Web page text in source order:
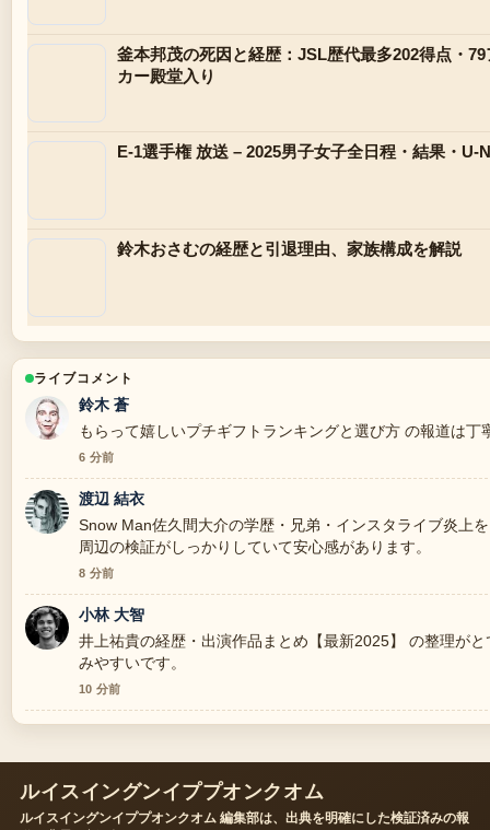
釜本邦茂の死因と経歴：JSL歴代最多202得点・
カー殿堂入り
E-1選手権 放送 – 2025男子女子全日程・結果・U-
鈴木おさむの経歴と引退理由、家族構成を解説
ライブコメント
鈴木 蒼
もらって嬉しいプチギフトランキングと選び方 の報道は丁
6 分前
渡辺 結衣
Snow Man佐久間大介の学歴・兄弟・インスタライブ炎上
周辺の検証がしっかりしていて安心感があります。
8 分前
小林 大智
井上祐貴の経歴・出演作品まとめ【最新2025】 の整理が
みやすいです。
10 分前
ルイスイングンイププオンクオム
ルイスイングンイププオンクオム 編集部は、出典を明確にした検証済みの報